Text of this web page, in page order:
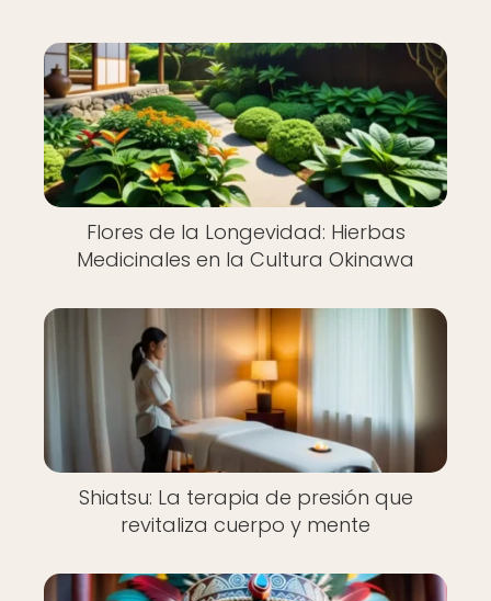
Flores de la Longevidad: Hierbas
Medicinales en la Cultura Okinawa
Shiatsu: La terapia de presión que
revitaliza cuerpo y mente